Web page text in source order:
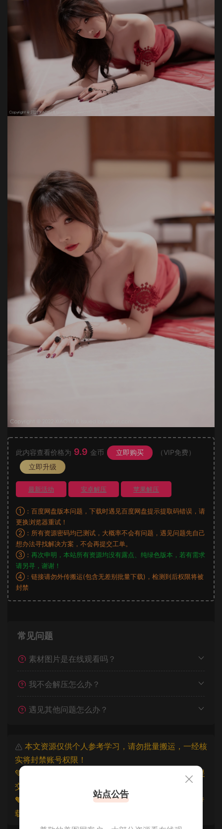
此内容查看价格为 9.9 金币 立即购买
（VIP免费）
立即升级
最新活动 安卓解压 苹果解压
①：百度网盘版本问题，下载时遇见百度网盘提示提取码错误，请
更换浏览器重试！
②：所有资源密码均已测试，大概率不会有问题，遇见问题先自己
想办法寻找解决方案，不会再提交工单。
③： 再次申明，本站所有资源均没有露点、纯绿色版本，若有需求
请另寻，谢谢！
④：链接请勿外传搬运(包含无差别批量下载)，检测到后权限将被
封禁
常见问题
素材图片是在线观看吗？
我不会解压怎么办？
遇见其他问题怎么办？
本文资源仅供个人参考学习，请勿批量搬运，一经核
实将封禁账号权限！
💚本文资源均来源网友分享，若侵犯了您的权益可以提
交工单处理。
🧡原文链接：
https://www.znjxg.com/2001.html
，转
载请注明出处。
站点公告